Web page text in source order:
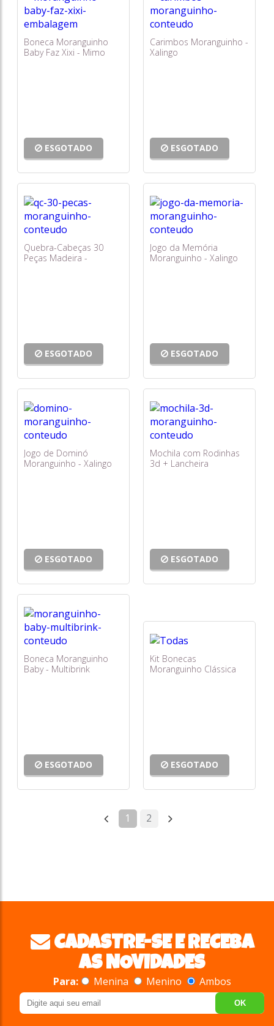
Boneca Moranguinho
Baby Faz Xixi - Mimo
ESGOTADO
Carimbos Moranguinho -
Xalingo
ESGOTADO
Quebra-Cabeças 30
Peças Madeira -
ESGOTADO
Jogo da Memória
Moranguinho - Xalingo
ESGOTADO
Jogo de Dominó
Moranguinho - Xalingo
ESGOTADO
Mochila com Rodinhas
3d + Lancheira
ESGOTADO
Boneca Moranguinho
Baby - Multibrink
ESGOTADO
Kit Bonecas
Moranguinho Clássica
ESGOTADO
1 2
CADASTRE-SE E RECEBA
AS NOVIDADES
Para: Menina Menino Ambos
OK